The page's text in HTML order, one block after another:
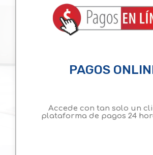
PAGOS
Accede con tan solo un
plataforma de pagos 24